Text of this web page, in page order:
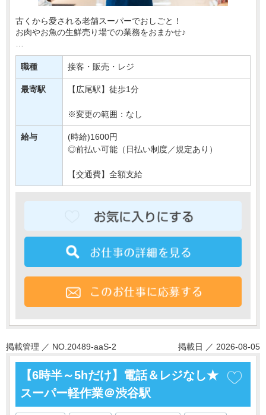
古くから愛される老舗スーパーでおしごと！
お肉やお魚の生鮮売り場での業務をおまかせ♪
・‥…━━━━━━☆
あなたには、
対面での販売や品出しなどの業務をご担当いただきます＊
職種 接客・販売・レジ
最寄駅 【広尾駅】徒歩1分
※変更の範囲：なし
給与
(時給)1600円
◎前払い可能（日払い制度／規定あり）
【交通費】全額支給
掲載管理 ／ NO.20489-aaS-2 掲載日 ／ 2026-08-05
【6時半～5hだけ】電話＆レジなし★
スーパー軽作業＠渋谷駅